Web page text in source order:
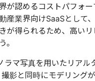
が認めるコストパフォー
産業界向けSaaSとして、
が得られるため、高いリ
。
ラマ写真を用いたリアル
影と同時にモデリングが